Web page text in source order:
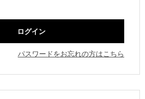
パスワードをお忘れの方はこちら